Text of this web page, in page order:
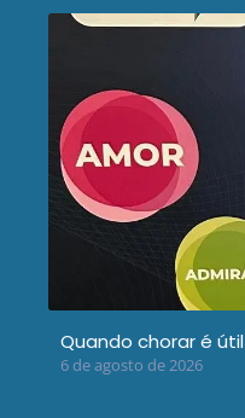
Quando chorar é útil
6 de agosto de 2026